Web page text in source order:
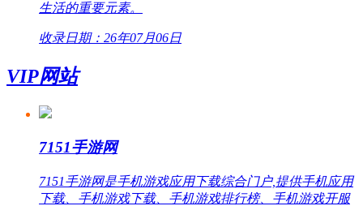
生活的重要元素。
收录日期：26年07月06日
VIP网站
7151手游网
7151手游网是手机游戏应用下载综合门户,提供手机应用
下载、手机游戏下载、手机游戏排行榜、手机游戏开服